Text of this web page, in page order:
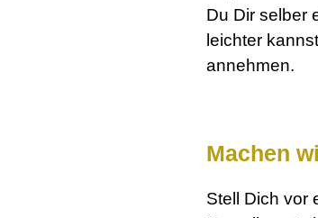
Du Dir selber
leichter
annehmen.
Machen
Stell Dich vor